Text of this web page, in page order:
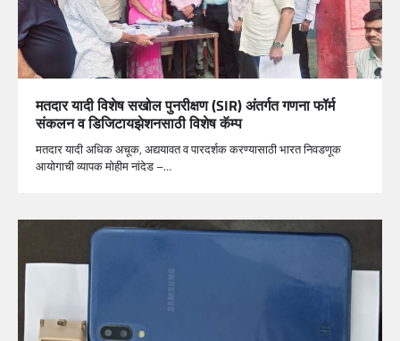
मतदार यादी विशेष सखोल पुनरीक्षण (SIR) अंतर्गत गणना फॉर्म
संकलन व डिजिटायझेशनसाठी विशेष कॅम्प
मतदार यादी अधिक अचूक, अद्ययावत व पारदर्शक करण्यासाठी भारत निवडणूक
आयोगाची व्यापक मोहीम नांदेड –…